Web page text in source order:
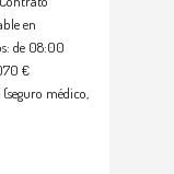
en
de 08:00
€
médico,